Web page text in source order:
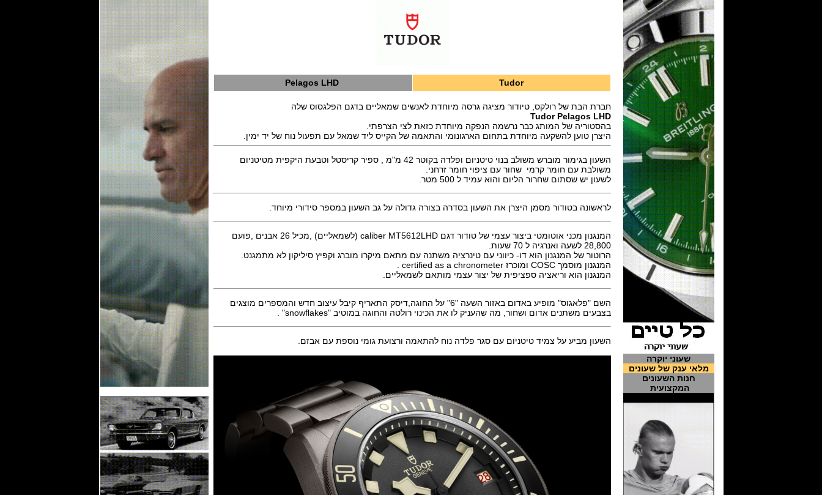
שעוני יוקרה
מלאי ענק של שעונים
חנות השעונים
המקצועית
Tudor
Pelagos LHD
חברת הבת של רולקס, טיודור מציגה גרסה מיוחדת לאנשים שמאליים בדגם הפלגסוס שלה
Tudor Pelagos LHD
בהסטוריה של המותג כבר נרשמה הנפקה מיוחדת כזאת לצי הצרפתי.
היצרן טוען להשקעה מיוחדת בתחום הארגונומי והתאמה של הקייס ליד שמאל עם תפעול נוח של יד ימין.
השעון בגימור מוברש משולב בנוי טיטניום ופלדה בקוטר 42 מ"מ , ספיר קריסטל וטבעת היקפית מטיטניום
משולבת עם חומר קרמי שחור עם ציפוי חומר זרחני.
לשעון יש שסתום שחרור הליום והוא עמיד ל 500 מטר.
לראשונה בטודור מסמן היצרן את השעון בסדרה בצורה גדולה על גב השעון במספר סידורי מיוחד.
המנגנון מכני אוטומטי ביצור עצמי של טודור דגם caliber MT5612LHD (לשמאליים) ,מכיל 26 אבנים ,פועם
28,800 לשעה ואנרגיה ל 70 שעות.
הרוטור של המנגנון הוא דו- כיווני עם טינרציה משתנה עם מתאם מיקרו מוברג וקפיץ סיליקון לא מתמגנט.
המנגנון מוסמך COSC ומוכרז certified as a chronometer .
המנגנון הוא וריאציה ספציפית של יצור עצמי מותאם לשמאליים.
השם "פלאגוס" מופיע באדום באזור השעה "6" על החוגה,דיסק התאריף קיבל עיצוב חדש והמספרים מוצגים
בצבעים משתנים אדום ושחור, מה שהעניק לו את הכינוי רולטה והחוגה במוטיב "snowflakes" .
השעון מביע על צמיד טיטניום עם סגר פלדה נוח להתאמה ורצועת גומי נוספת עם אבזם.